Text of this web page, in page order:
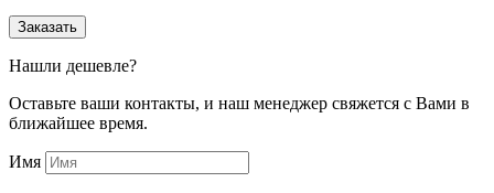
Заказать
Нашли дешевле?
Оставьте ваши контакты, и наш менеджер свяжется с Вами в
ближайшее время.
Имя